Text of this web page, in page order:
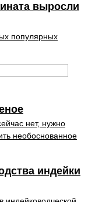
выросли
популярных
нет, нужно
необоснованное
индейки